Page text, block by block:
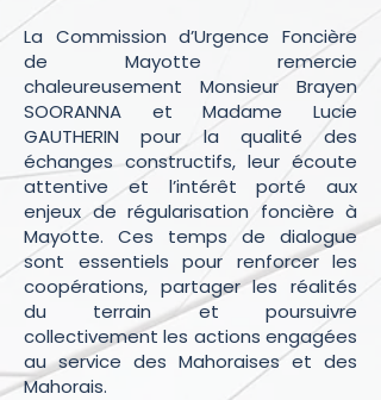
La Commission d’Urgence Foncière
de Mayotte remercie
chaleureusement Monsieur Brayen
SOORANNA et Madame Lucie
GAUTHERIN pour la qualité des
échanges constructifs, leur écoute
attentive et l’intérêt porté aux
enjeux de régularisation foncière à
Mayotte. Ces temps de dialogue
sont essentiels pour renforcer les
coopérations, partager les réalités
du terrain et poursuivre
collectivement les actions engagées
au service des Mahoraises et des
Mahorais.